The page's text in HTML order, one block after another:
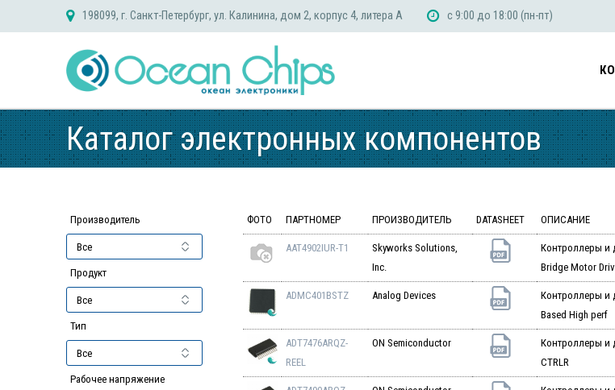
198099, г. Санкт-Петербург, ул. Калинина, дом 2, корпус 4, литера А с 9:00 до 18:00 (пн-пт)
Каталог электронных компонентов
Производитель
Продукт
Тип
Рабочее напряжение
ФОТО ПАРТНОМЕР ПРОИЗВОДИТЕЛЬ DATASHEET ОПИСАНИЕ
AAT4902IUR-T1
Skyworks Solutions,
Inc.
Контроллеры и
Bridge Motor
ADMC401BSTZ Analog Devices
Контроллеры и
Based High perf
ADT7476ARQZ-
REEL
ON Semiconductor
Контроллеры и
CTRLR